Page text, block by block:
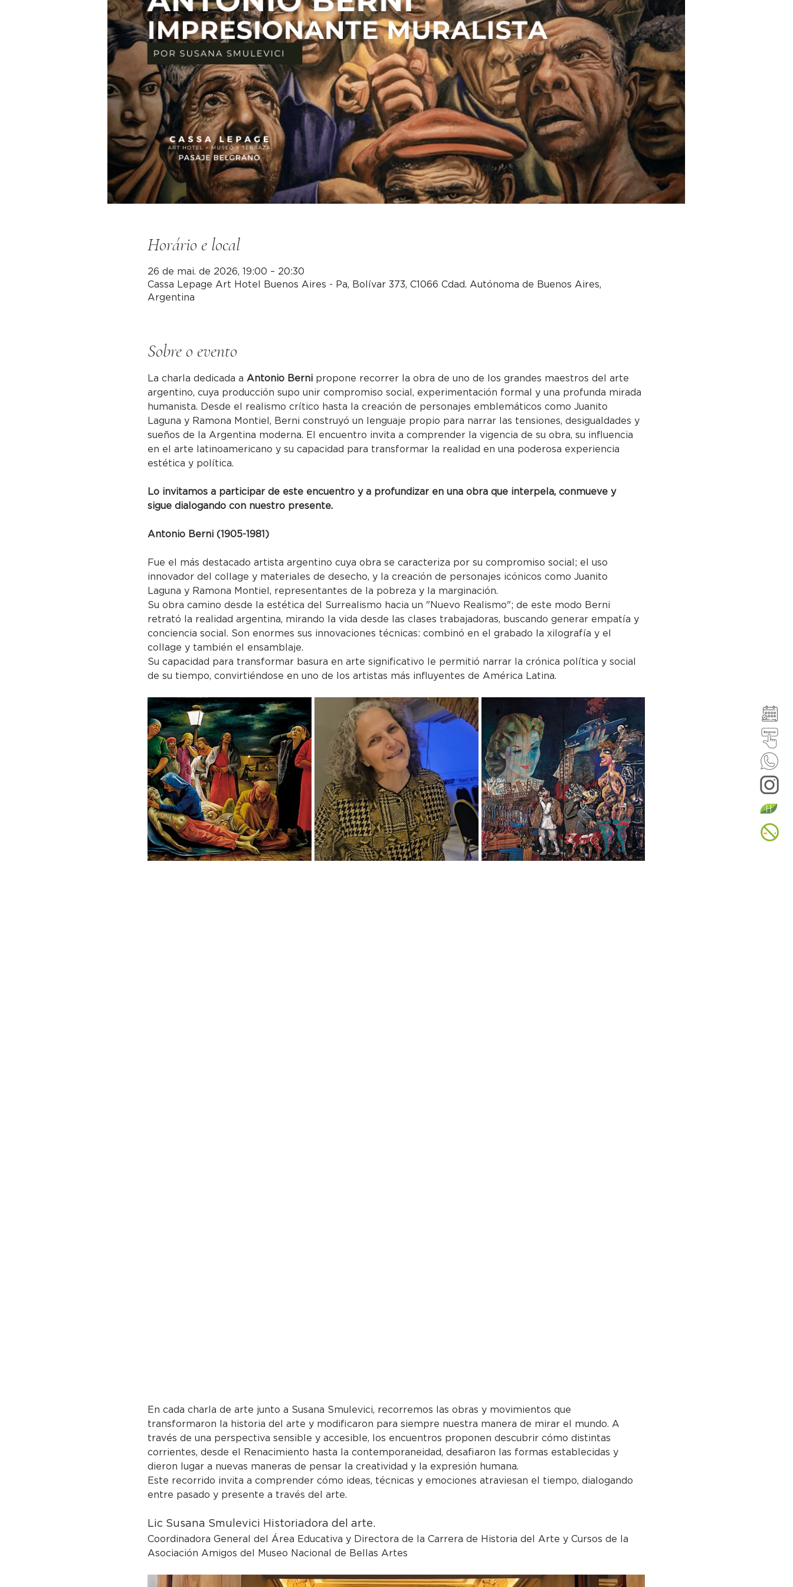
Horário e local
26 de mai. de 2026, 19:00 – 20:30
Cassa Lepage Art Hotel Buenos Aires - Pa, Bolívar 373, C1066 Cdad. Autónoma de Buenos Aires,
Argentina
Sobre o evento
La charla dedicada a Antonio Berni propone recorrer la obra de uno de los grandes maestros del arte
argentino, cuya producción supo unir compromiso social, experimentación formal y una profunda mirada
humanista. Desde el realismo crítico hasta la creación de personajes emblemáticos como Juanito
Laguna y Ramona Montiel, Berni construyó un lenguaje propio para narrar las tensiones, desigualdades y
sueños de la Argentina moderna. El encuentro invita a comprender la vigencia de su obra, su influencia
en el arte latinoamericano y su capacidad para transformar la realidad en una poderosa experiencia
estética y política.
Lo invitamos a participar de este encuentro y a profundizar en una obra que interpela, conmueve y
sigue dialogando con nuestro presente.
Antonio Berni (1905-1981)
Fue el más destacado artista argentino cuya obra se caracteriza por su compromiso social; el uso
innovador del collage y materiales de desecho, y la creación de personajes icónicos como Juanito
Laguna y Ramona Montiel, representantes de la pobreza y la marginación.
Su obra camino desde la estética del Surrealismo hacia un "Nuevo Realismo"; de este modo Berni
retrató la realidad argentina, mirando la vida desde las clases trabajadoras, buscando generar empatía y
conciencia social. Son enormes sus innovaciones técnicas: combinó en el grabado la xilografía y el
collage y también el ensamblaje.
Su capacidad para transformar basura en arte significativo le permitió narrar la crónica política y social
de su tiempo, convirtiéndose en uno de los artistas más influyentes de América Latina.
En cada charla de arte junto a Susana Smulevici, recorremos las obras y movimientos que
transformaron la historia del arte y modificaron para siempre nuestra manera de mirar el mundo. A
través de una perspectiva sensible y accesible, los encuentros proponen descubrir cómo distintas
corrientes, desde el Renacimiento hasta la contemporaneidad, desafiaron las formas establecidas y
dieron lugar a nuevas maneras de pensar la creatividad y la expresión humana.
Este recorrido invita a comprender cómo ideas, técnicas y emociones atraviesan el tiempo, dialogando
entre pasado y presente a través del arte.
Lic Susana Smulevici Historiadora del arte.
Coordinadora General del Área Educativa y Directora de la Carrera de Historia del Arte y Cursos de la
Asociación Amigos del Museo Nacional de Bellas Artes